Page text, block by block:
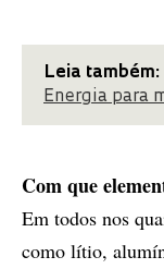
Leia também:
Energia para
Com que
Em todos nos
como lítio,